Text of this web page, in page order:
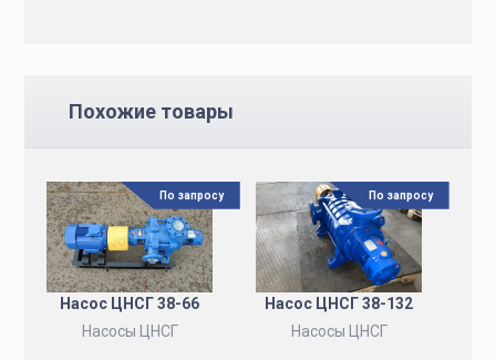
Похожие товары
Насос ЦНСГ 38-66
Насосы ЦНСГ
По запросу
Насос ЦНСГ 38-132
Насосы ЦНСГ
По запросу